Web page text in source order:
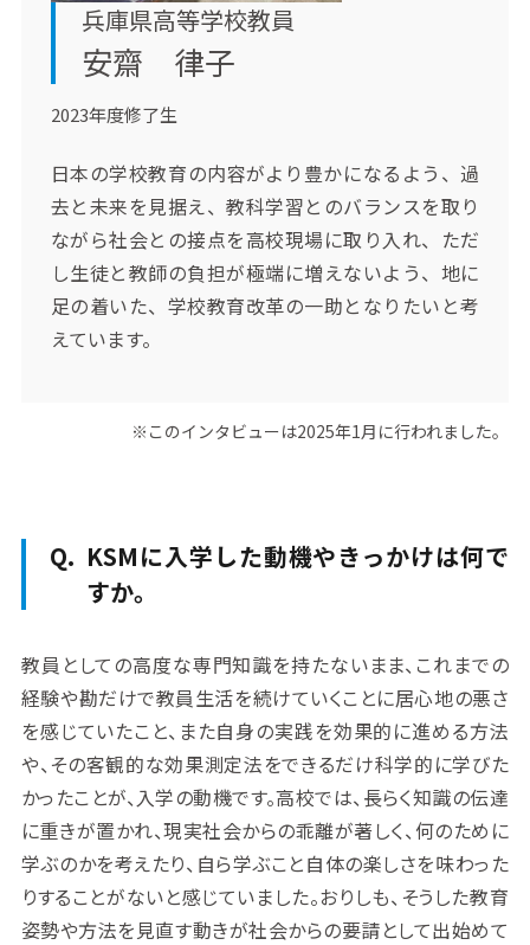
兵庫県高等学校教員
安齋 律子
2023年度修了生
日本の学校教育の内容がより豊かになるよう、過
去と未来を見据え、教科学習とのバランスを取り
ながら社会との接点を高校現場に取り入れ、ただ
し生徒と教師の負担が極端に増えないよう、地に
足の着いた、学校教育改革の一助となりたいと考
えています。
このインタビューは2025年1月に行われました。
KSMに入学した動機やきっかけは何で
すか。
教員としての高度な専門知識を持たないまま、これまでの
経験や勘だけで教員生活を続けていくことに居心地の悪さ
を感じていたこと、また自身の実践を効果的に進める方法
や、その客観的な効果測定法をできるだけ科学的に学びた
かったことが、入学の動機です。高校では、長らく知識の伝達
に重きが置かれ、現実社会からの乖離が著しく、何のために
学ぶのかを考えたり、自ら学ぶこと自体の楽しさを味わった
りすることがないと感じていました。おりしも、そうした教育
姿勢や方法を見直す動きが社会からの要請として出始めて